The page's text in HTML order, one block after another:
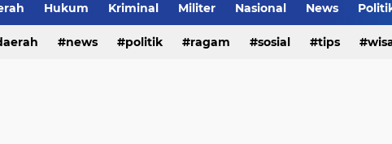
Hukum Kriminal Militer Nasional News
news politik ragam sosial tips